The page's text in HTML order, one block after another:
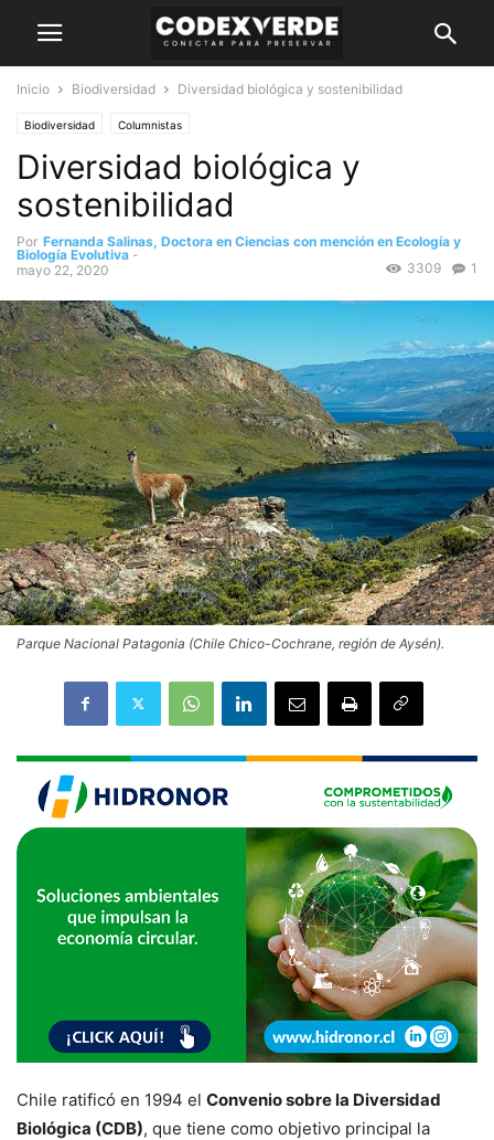
Inicio Biodiversidad Diversidad biológica y sostenibilidad
Biodiversidad Columnistas
Diversidad biológica y
sostenibilidad
Por Fernanda Salinas, Doctora en Ciencias con mención en Ecología y
Biología Evolutiva -
mayo 22, 2020
1
3309
Parque Nacional Patagonia (Chile Chico-Cochrane, región de Aysén).
Chile ratificó en 1994 el Convenio sobre la Diversidad
Biológica (CDB), que tiene como objetivo principal la